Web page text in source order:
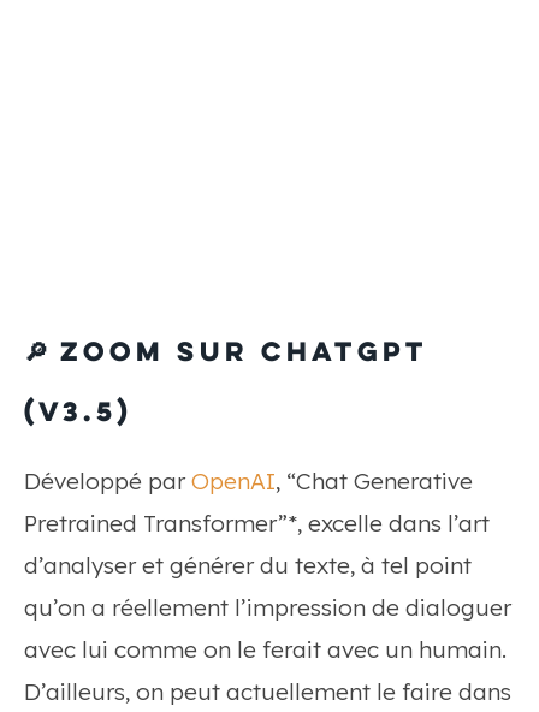
🔎 Zoom sur ChatGPT
(v3.5)
Développé parOpenAI, “Chat Generative
Pretrained Transformer”*, excelle dans l’art
d’analyser et générer du texte, à tel point
qu’on a réellement l’impression de dialoguer
avec lui comme on le ferait avec un humain.
D’ailleurs, on peut actuellement le faire dans